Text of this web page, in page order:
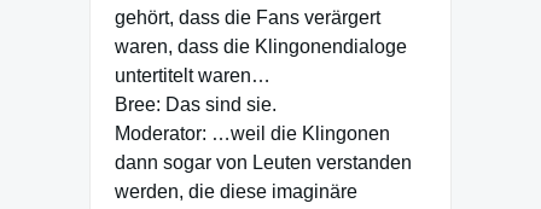
gehört, dass die Fans verärgert
waren, dass die Klingonendialoge
untertitelt waren…
Bree: Das sind sie.
Moderator: …weil die Klingonen
dann sogar von Leuten verstanden
werden, die diese imaginäre